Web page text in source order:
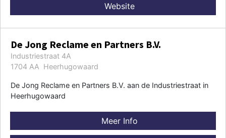
Website
De Jong Reclame en Partners B.V.
Industriestraat 4A
1704 AA Heerhugowaard
De Jong Reclame en Partners B.V. aan de Industriestraat in
Heerhugowaard
Meer Info